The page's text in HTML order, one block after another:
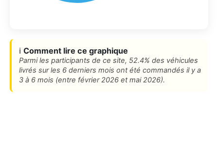
ℹ️ Comment lire ce graphique
Parmi les participants de ce site, 52.4% des véhicules
livrés sur les 6 derniers mois ont été commandés il y a
3 à 6 mois (entre février 2026 et mai 2026).